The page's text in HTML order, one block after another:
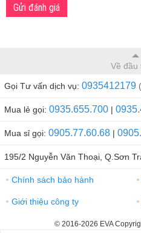
Gửi đánh giá
Về đầu
Gọi Tư vấn dịch vụ: 0935412179
Mua lẻ gọi: 0935.655.700 |
Mua sỉ gọi: 0905.77.60.68 |
195/2 Nguyễn Văn Thoại, Q.Sơn
● Chính sách bảo hành ●
● Giới thiệu công ty ●
© 2016-2026 EVA